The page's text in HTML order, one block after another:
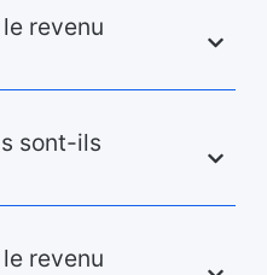
revenu
sont-ils
revenu